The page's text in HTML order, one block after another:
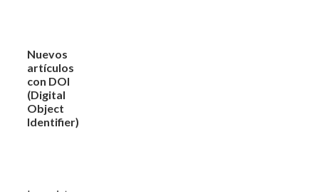
Nuevos
artículos
con DOI
(Digital
Object
Identifier)